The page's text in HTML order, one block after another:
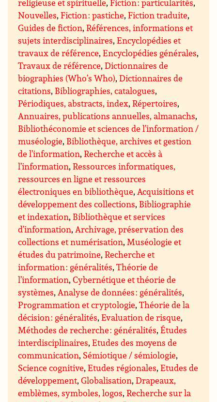
religieuse et spirituelle,Fiction : particularités,
Nouvelles,Fiction : pastiche,Fiction traduite,
Guides de fiction,Références, informations et
sujets interdisciplinaires,Encyclopédies et
travaux de référence,Encyclopédies générales,
Travaux de référence,Dictionnaires de
biographies (Who’s Who),Dictionnaires de
citations, Bibliographies, catalogues,
Périodiques, abstracts, index,Répertoires,
Annuaires, publications annuelles, almanachs,
Bibliothéconomie et sciences de l’information /
muséologie, Bibliothèque, archives et gestion
de l’information,Recherche et accès à
l’information,Ressources informatiques,
ressources en ligne et ressources
électroniques en bibliothèque,Acquisitions et
développement des collections, Bibliographie
et indexation, Bibliothèque et services
d’information,Archivage, préservation des
collections et numérisation,Muséologie et
études du patrimoine,Recherche et
information : généralités,Théorie de
l’information,Cybernétique et théorie de
systèmes,Analyse de données : généralités,
Programmation et cryptologie,Théorie de la
décision : généralités,Evaluation de risque,
Méthodes de recherche : généralités,Études
interdisciplinaires,Etudes des moyens de
communication, Sémiotique / sémiologie,
Science cognitive,Etudes régionales,Etudes de
développement,Globalisation,Drapeaux,
emblèmes, symboles, logos,Recherche sur la